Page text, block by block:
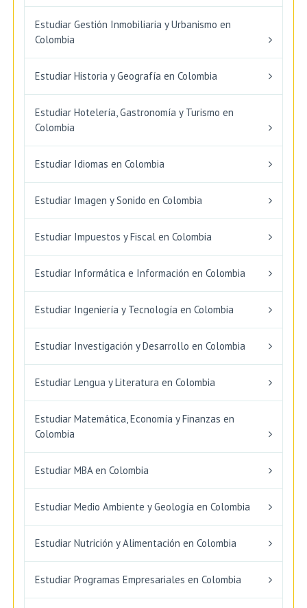
Estudiar Gestión Inmobiliaria y Urbanismo en
Colombia
Estudiar Historia y Geografía en Colombia
Estudiar Hotelería, Gastronomía y Turismo en
Colombia
Estudiar Idiomas en Colombia
Estudiar Imagen y Sonido en Colombia
Estudiar Impuestos y Fiscal en Colombia
Estudiar Informática e Información en Colombia
Estudiar Ingeniería y Tecnología en Colombia
Estudiar Investigación y Desarrollo en Colombia
Estudiar Lengua y Literatura en Colombia
Estudiar Matemática, Economía y Finanzas en
Colombia
Estudiar MBA en Colombia
Estudiar Medio Ambiente y Geología en Colombia
Estudiar Nutrición y Alimentación en Colombia
Estudiar Programas Empresariales en Colombia